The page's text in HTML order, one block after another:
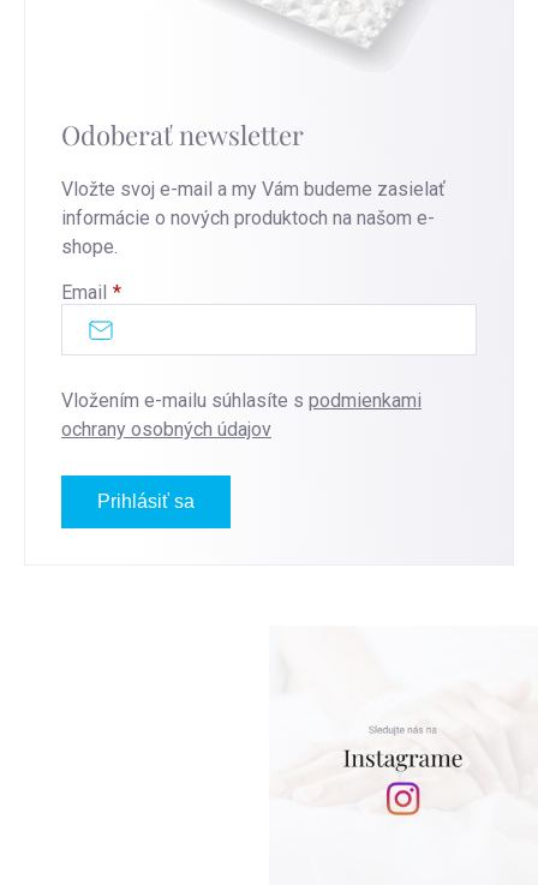
Odoberať newsletter
Vložte svoj e-mail a my Vám budeme zasielať
informácie o nových produktoch na našom e-
shope.
Email
Vložením e-mailu súhlasíte s podmienkami
ochrany osobných údajov
Prihlásiť sa